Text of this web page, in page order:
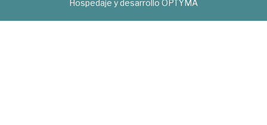
Hospedaje y desarrollo OPTYMA